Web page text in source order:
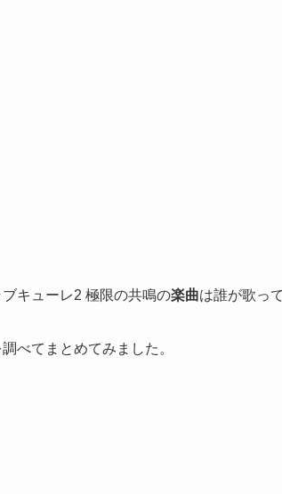
キューレ2 極限の共鳴の楽曲は誰が歌っ
べてまとめてみました。